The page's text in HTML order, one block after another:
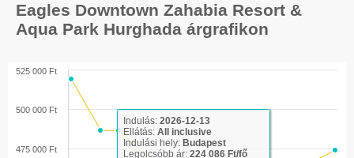
Eagles Downtown Zahabia Resort &
Aqua Park Hurghada árgrafikon
475 000 Ft
500 000 Ft
525 000 Ft
Indulás: 2026-12-13
Ellátás: All inclusive
Indulási hely: Budapest
Legolcsóbb ár: 224 086 Ft/fő